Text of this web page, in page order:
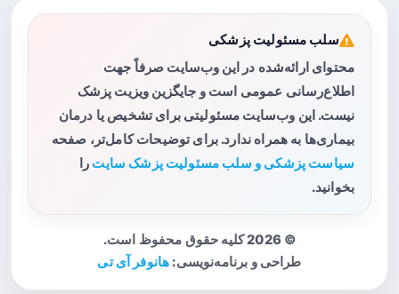
سلب مسئولیت پزشکی
محتوای ارائه‌شده در این وب‌سایت صرفاً جهت
اطلاع‌رسانی عمومی است و جایگزین ویزیت پزشک
نیست. این وب‌سایت مسئولیتی برای تشخیص یا درمان
بیماری‌ها به همراه ندارد. برای توضیحات کامل‌تر، صفحه
سیاست پزشکی و سلب مسئولیت پزشک سایت را
بخوانید.
© 2026 کلیه حقوق محفوظ است.
طراحی و برنامه‌نویسی: هانوفر آی تی